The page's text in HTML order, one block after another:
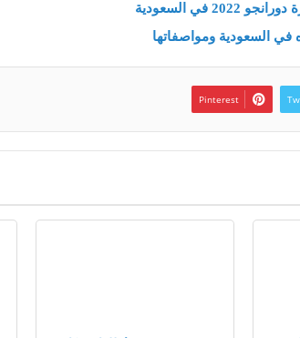
في السعودية
Pinterest